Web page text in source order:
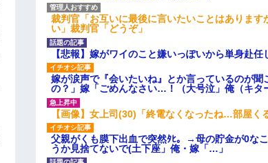
裁判官「お互いに最後に言いたいことはありま
い」裁判官「どうぞ」
【悲報】嫁がワイのこと嫌いっぽいから単身赴任
嫁が涙声で『会いたいね』とか言っているのが
の？」嫁「ごめんなさい…！（大号泣」俺（キタ
【画像】女上司(30)「終電なくなったね…部屋く
父親がくも膜下出血で突然ﾀﾋ。→母の貯金が0な
うか見捨てないで(土下座」俺・嫁「…」